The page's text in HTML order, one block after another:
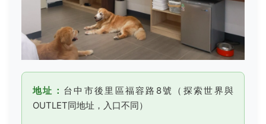
地址： 台中市後里區福容路8號（探索世界與
OUTLET同地址，入口不同）